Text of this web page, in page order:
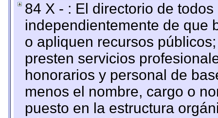
84 X - : El directorio de
independientemente de que
o apliquen recursos
presten servicios
honorarios y personal de
menos el nombre, cargo o
puesto en la estructura